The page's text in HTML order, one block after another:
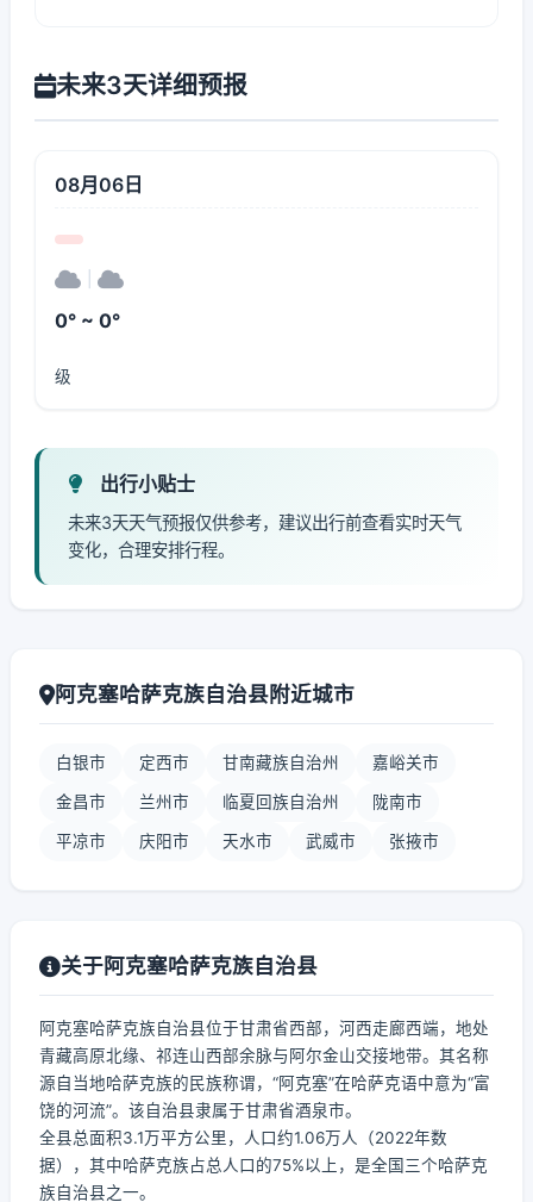
未来3天详细预报
08月06日
0° ~ 0°
级
出行小贴士
未来3天天气预报仅供参考，建议出行前查看实时天气
变化，合理安排行程。
阿克塞哈萨克族自治县附近城市
白银市 定西市 甘南藏族自治州 嘉峪关市
金昌市 兰州市 临夏回族自治州 陇南市
平凉市 庆阳市 天水市 武威市 张掖市
关于阿克塞哈萨克族自治县
阿克塞哈萨克族自治县位于甘肃省西部，河西走廊西端，地处
青藏高原北缘、祁连山西部余脉与阿尔金山交接地带。其名称
源自当地哈萨克族的民族称谓，“阿克塞”在哈萨克语中意为“富
饶的河流”。该自治县隶属于甘肃省酒泉市。
全县总面积3.1万平方公里，人口约1.06万人（2022年数
据），其中哈萨克族占总人口的75%以上，是全国三个哈萨克
族自治县之一。